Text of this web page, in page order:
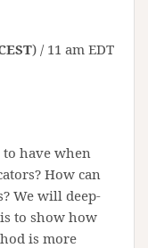
) / 11 am EDT
have when
How can
We will deep-
to show how
is more